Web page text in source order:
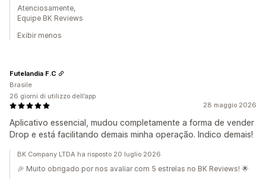
Atenciosamente,
Equipe BK Reviews
Exibir menos
28 maggio 2026
Aplicativo essencial, mudou completamente a forma de vender
Drop e está facilitando demais minha operação. Indico demais!
Futelandia F.C
Brasile
26 giorni di utilizzo dell’app
BK Company LTDA ha risposto 20 luglio 2026
🎉 Muito obrigado por nos avaliar com 5 estrelas no BK Reviews! 🌟